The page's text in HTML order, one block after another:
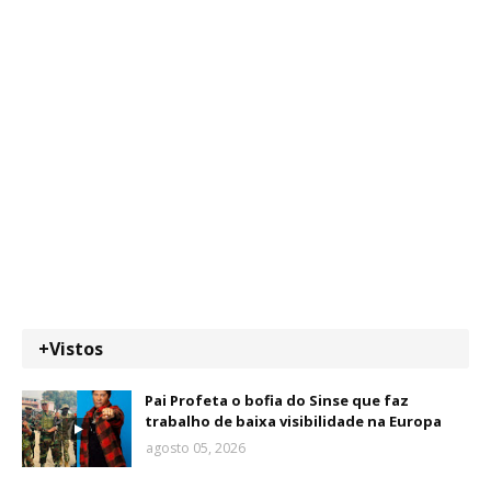
+Vistos
Pai Profeta o bofia do Sinse que faz
trabalho de baixa visibilidade na Europa
agosto 05, 2026